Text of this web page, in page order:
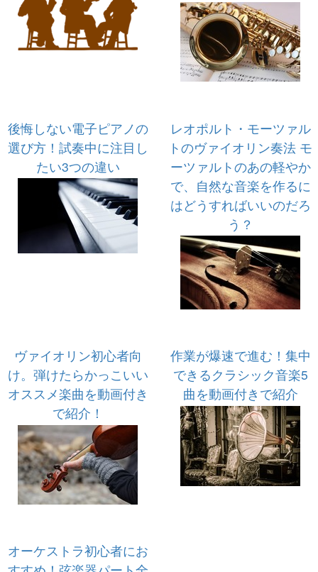
後悔しない電子ピアノの
選び方！試奏中に注目し
たい3つの違い
レオポルト・モーツァル
トのヴァイオリン奏法 モ
ーツァルトのあの軽やか
で、自然な音楽を作るに
はどうすればいいのだろ
う？
ヴァイオリン初心者向
け。弾けたらかっこいい
オススメ楽曲を動画付き
で紹介！
作業が爆速で進む！集中
できるクラシック音楽5
曲を動画付きで紹介
オーケストラ初心者にお